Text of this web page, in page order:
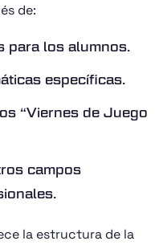
de:
para los alumnos.
específicas.
“Viernes de Juego
campos
la estructura de la